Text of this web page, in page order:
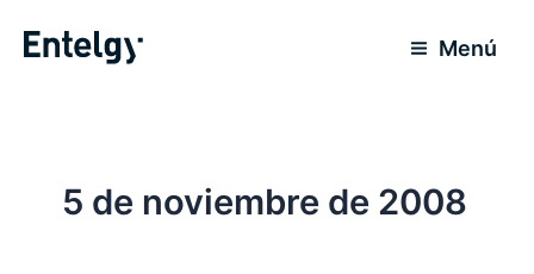
Menú
5 de noviembre de 2008